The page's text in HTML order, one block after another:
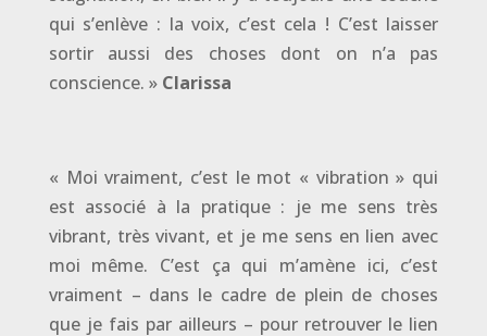
qui s’enlève : la voix, c’est cela ! C’est laisser
sortir aussi des choses dont on n’a pas
conscience. » Clarissa
« Moi vraiment, c’est le mot « vibration » qui
est associé à la pratique : je me sens très
vibrant, très vivant, et je me sens en lien avec
moi même. C’est ça qui m’amène ici, c’est
vraiment – dans le cadre de plein de choses
que je fais par ailleurs – pour retrouver le lien